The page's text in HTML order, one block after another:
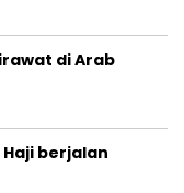
di Arab
Haji berjalan